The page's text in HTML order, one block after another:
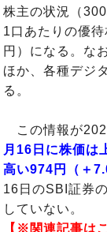
株主の状況（
1口あたりの優
円）になる。な
ほか、各種デジ
る。
この情報が
月16日に株価は
高い974円（＋
16日のSBI証券
していない。
【※関連記事は